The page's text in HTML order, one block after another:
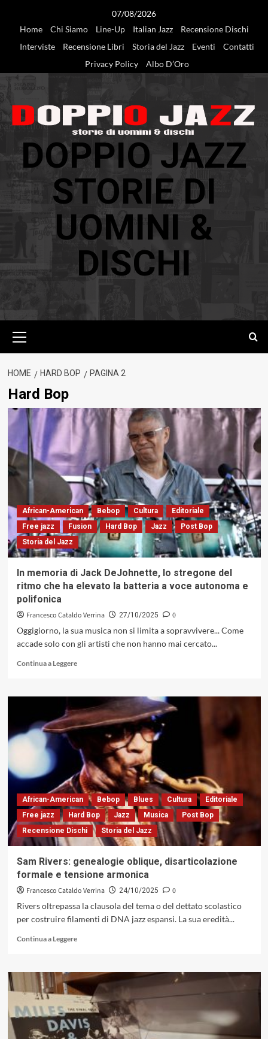
07/08/2026
Home
Chi Siamo Line-Up Italian Jazz
Recensione Dischi
Interviste
Recensione Libri Storia del Jazz Eventi
Contatti
Privacy Policy
Albo D’Oro
DOPPIO JAZZ
STORIE DI
UOMINI &
DISCHI
principale
HOME HARD BOP PAGINA 2
Hard Bop
African-American Bebop Cultura
Editoriale
Free jazz
Fusion Hard Bop Jazz
Post Bop
Storia del Jazz
In memoria di Jack DeJohnette, lo stregone del
ritmo che ha elevato la batteria a voce autonoma e
polifonica
Francesco Cataldo Verrina 27/10/2025
0
Oggigiorno, la sua musica non si limita a sopravvivere... Come
accade solo con gli artisti che non hanno mai cercato...
Continua a LeggereLeggi
su
In
memoria
di
DeJohnette,
lo
stregone
del
ritmo
che
ha
elevato
a
voce
autonoma
polifonica
African-American Bebop Blues Cultura
Editoriale
Free jazz
Hard Bop Jazz Musica
Post Bop
Recensione Dischi
Storia del Jazz
Sam Rivers: genealogie oblique, disarticolazione
formale e tensione armonica
Francesco Cataldo Verrina 24/10/2025
0
Rivers oltrepassa la clausola del tema o del dettato scolastico
per costruire filamenti di DNA jazz espansi. La sua eredità...
Continua a LeggereLeggi
su
Sam
Rivers:
genealogie
oblique,
disarticolazione